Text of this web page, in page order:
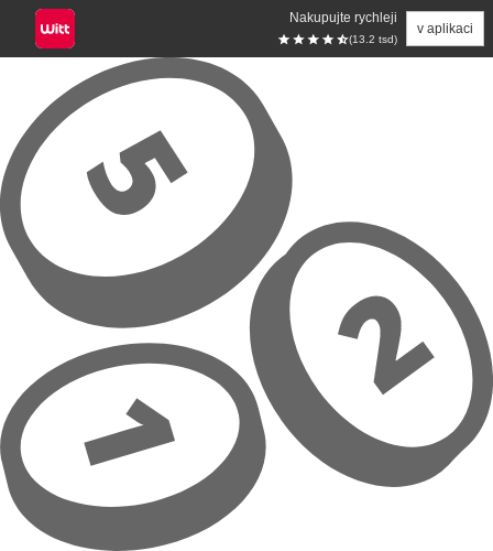
Nakupujte rychleji
(13.2 tsd)
v aplikaci
Přeskočit na hlavní obsah